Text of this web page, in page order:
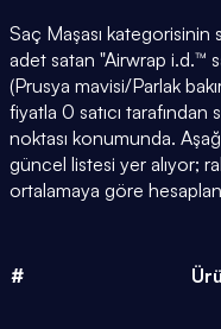
Saç Maşası kategorisinin
adet satan "Airwrap i.d.™
(Prusya mavisi/Parlak
fiyatla 0 satıcı
noktası konumunda.
güncel listesi yer alıyor;
ortalamaya göre
#